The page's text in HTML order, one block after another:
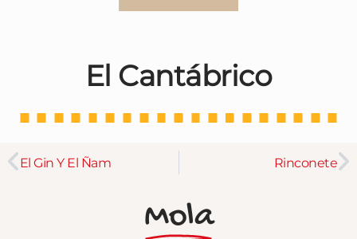
Todos los garitos
Por el mundo
Contactar
Instagram
El Cantábrico
El Gin Y El Ñam Rinconete
Mola